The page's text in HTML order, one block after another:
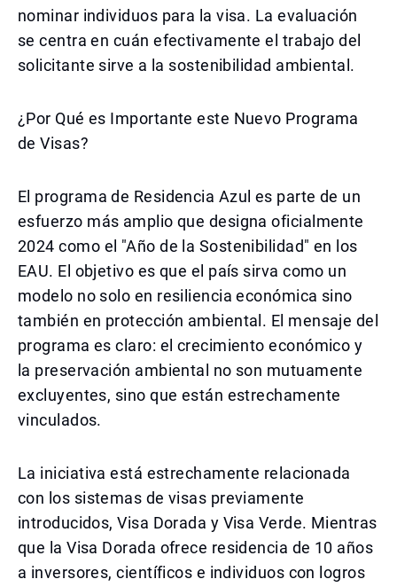
nominar individuos para la visa. La evaluación
se centra en cuán efectivamente el trabajo del
solicitante sirve a la sostenibilidad ambiental.
¿Por Qué es Importante este Nuevo Programa
de Visas?
El programa de Residencia Azul es parte de un
esfuerzo más amplio que designa oficialmente
2024 como el "Año de la Sostenibilidad" en los
EAU. El objetivo es que el país sirva como un
modelo no solo en resiliencia económica sino
también en protección ambiental. El mensaje del
programa es claro: el crecimiento económico y
la preservación ambiental no son mutuamente
excluyentes, sino que están estrechamente
vinculados.
La iniciativa está estrechamente relacionada
con los sistemas de visas previamente
introducidos, Visa Dorada y Visa Verde. Mientras
que la Visa Dorada ofrece residencia de 10 años
a inversores, científicos e individuos con logros